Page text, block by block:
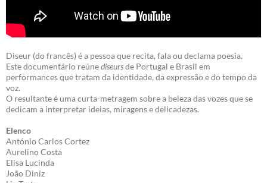
Diseur (do francês) é a pessoa que recita, fala ou declama poesia.
Este documentário reúnediseursde Portugal e Brasil em
performances que tratam da identidade, da expressão e do tempo da
voz.
O resultante é uma curta-metragem sobre a beleza das vozes que se
dedicam a interpretar ideias, miragens e delicadezas.
Elenco
António Carlos Cortez
Aurelino Costa
Elisa Lucinda
João Diniz